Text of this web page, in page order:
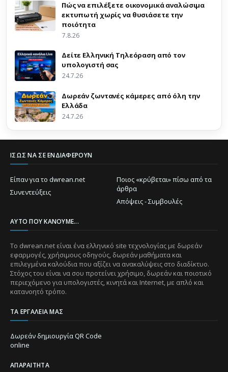
Πώς να επιλέξετε οικονομικά αναλώσιμα
εκτυπωτή χωρίς να θυσιάσετε την
ποιότητα
7.8.26
Δείτε Ελληνική Τηλεόραση από τον
υπολογιστή σας
24.7.26
Δωρεάν ζωντανές κάμερες από όλη την
Ελλάδα
24.7.26
ΊΣΩΣ ΝΑ ΣΕ ΕΝΔΙΑΦΈΡΟΥΝ
Είπαν για το dwrean.net
Ποιος «κρύβεται» πίσω από τα
άρθρα
Συνεντεύξεις
Απόψεις - Συμβουλές
ΑΥΤΌ ΠΟΥ ΚΆΝΟΥΜΕ...
Το dwrean.net είναι ένα ελληνικό site τεχνολογίας με δωρεάν
εφαρμογές, χρήσιμους οδηγούς, δωρεάν μαθήματα και
επιλεγμένα καλούδια που αξίζει να ανακαλύψεις στο διαδίκτυο.
Στόχος του είναι να σου προτείνει χρήσιμο, δωρεάν και ποιοτικό
περιεχόμενο για υπολογιστές, κινητά και Internet, με απλό και
κατανοητό τρόπο.
ΤΑ ΕΡΓΑΛΕΊΑ ΜΑΣ
Δωρεάν δημιουργία QR Code
online
ΑΠΑΡΑΊΤΗΤΑ